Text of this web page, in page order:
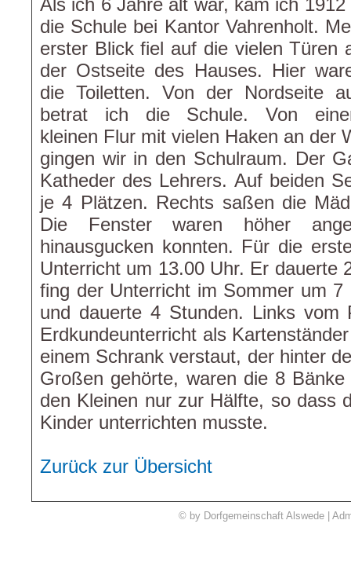
Als ich 6 Jahre alt war, kam ich 1912
die Schule bei Kantor Vahrenholt.
erster Blick fiel auf die vielen Türen
der Ostseite des Hauses. Hier
die Toiletten. Von der Nordseite
betrat ich die Schule. Von
kleinen Flur mit vielen Haken an der
gingen wir in den Schulraum. Der
Katheder des Lehrers. Auf beiden
je 4 Plätzen. Rechts saßen die
Die Fenster waren höher
hinausgucken konnten. Für die
Unterricht um 13.00 Uhr. Er dauerte
fing der Unterricht im Sommer um
und dauerte 4 Stunden. Links
Erdkundeunterricht als
einem Schrank verstaut, der hinter
Großen gehörte, waren die 8
den Kleinen nur zur Hälfte, so dass
Kinder unterrichten musste.
Zurück zur Übersicht
© by Dorfgemeinschaft Alswede |